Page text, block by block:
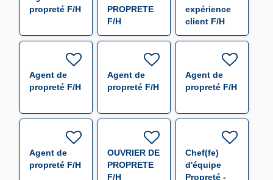
propreté F/H
PROPRETE
F/H
expérience
client F/H
Agent de
propreté F/H
Agent de
propreté F/H
Agent de
propreté F/H
Agent de
propreté F/H
OUVRIER DE
PROPRETE
F/H
Chef(fe)
d'équipe
Propreté -